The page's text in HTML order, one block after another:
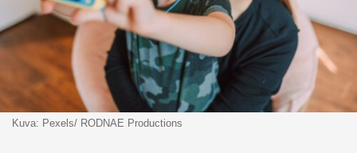
Kuva: Pexels/ RODNAE Productions